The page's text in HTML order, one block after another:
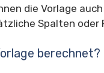
die Vorlage
Spalten oder
berechnet?